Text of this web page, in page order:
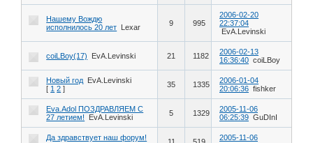
Нашему Вождю
исполнилось 20 лет
Lexar 9 995
2006-02-20
22:37:04
EvA.Levinski
coiLBoy(17) EvA.Levinski 21 1182
2006-02-13
16:36:40 coiLBoy
Новый год
EvA.Levinski
[ 1 2 ] 35 1335
2006-01-04
20:06:36 fishker
Eva.Adol ПОЗДРАВЛЯЕМ С
27 летием!
EvA.Levinski 5 1329
2005-11-06
06:25:39 GuDInI
Да здравствует наш форум!
2005-11-06